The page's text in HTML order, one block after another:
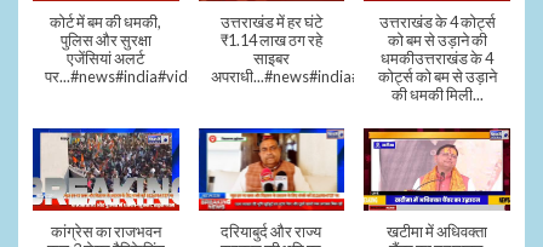
कोर्ट में बम की धमकी,
पुलिस और सुरक्षा
एजेंसियां अलर्ट
पर...#news#india#video#viral
उत्तराखंड में हर घंटे
₹1.14 लाख ठग रहे
साइबर
अपराधी...#news#india#video#viral
उत्तराखंड के 4 कोर्ट्स
को बम से उड़ाने की
धमकीउत्तराखंड के 4
कोर्ट्स को बम से उड़ाने
की धमकी मिली...
कांग्रेस का राजभवन
दरियाबुर्द और राज्य
खटीमा में अधिवक्ता